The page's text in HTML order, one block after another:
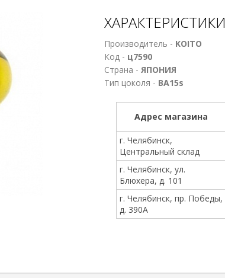
ХАРАКТЕРИСТИКИ
Производитель - KOITO
Код - ц7590
Страна - ЯПОНИЯ
Тип цоколя - ВА15s
Адрес магазина
г. Челябинск,
Центральный склад
г. Челябинск, ул.
Блюхера, д. 101
г. Челябинск, пр. Победы,
д. 390А